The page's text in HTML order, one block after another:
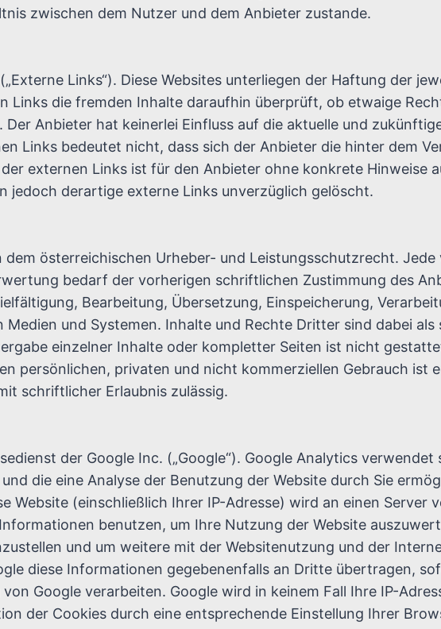
zwischen dem Nutzer und dem Anbieter zustande.
Links“). Diese Websites unterliegen der Haftung der
Links die fremden Inhalte daraufhin überprüft, ob etwaige
Anbieter hat keinerlei Einfluss auf die aktuelle und
Links bedeutet nicht, dass sich der Anbieter die hinter dem
externen Links ist für den Anbieter ohne konkrete Hinweise
jedoch derartige externe Links unverzüglich gelöscht.
österreichischen Urheber- und Leistungsschutzrecht.
bedarf der vorherigen schriftlichen Zustimmung des
Bearbeitung, Übersetzung, Einspeicherung,
und Systemen. Inhalte und Rechte Dritter sind dabei als
einzelner Inhalte oder kompletter Seiten ist nicht
persönlichen, privaten und nicht kommerziellen Gebrauch ist
schriftlicher Erlaubnis zulässig.
der Google Inc. („Google“). Google Analytics verwendet
die eine Analyse der Benutzung der Website durch Sie
(einschließlich Ihrer IP-Adresse) wird an einen Server
benutzen, um Ihre Nutzung der Website
und um weitere mit der Websitenutzung und der
diese Informationen gegebenenfalls an Dritte übertragen,
Google verarbeiten. Google wird in keinem Fall Ihre IP-
der Cookies durch eine entsprechende Einstellung Ihrer